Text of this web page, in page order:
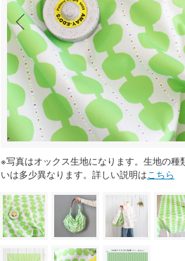
※写真はオックス生地になります。生地の種
いは多少異なります。詳しい説明はこちら